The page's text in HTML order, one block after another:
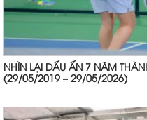
NHÌN LẠI DẤU ẤN 7 NĂM
(29/05/2019 – 29/05/2026)